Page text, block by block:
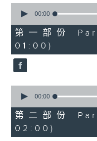
seconds
56
minutes,
10
seconds
00:00
第一部份
01:00)
seconds
56
minutes,
9
seconds
00:00
第二部份
02:00)